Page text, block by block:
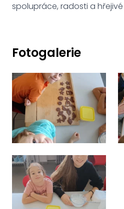
spolupráce, radosti a
Fotogalerie